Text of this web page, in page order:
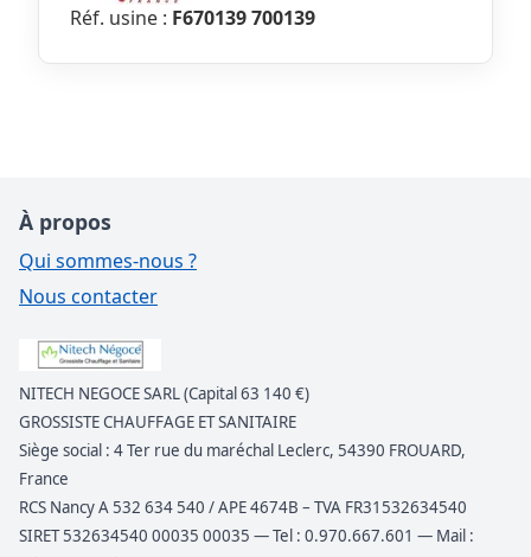
Réf. usine : F670139 700139
À propos
Qui sommes-nous ?
Nous contacter
NITECH NEGOCE SARL (Capital 63 140 €)
GROSSISTE CHAUFFAGE ET SANITAIRE
Siège social : 4 Ter rue du maréchal Leclerc, 54390 FROUARD,
France
RCS Nancy A 532 634 540 / APE 4674B – TVA FR31532634540
SIRET 532634540 00035 00035 — Tel : 0.970.667.601 — Mail :